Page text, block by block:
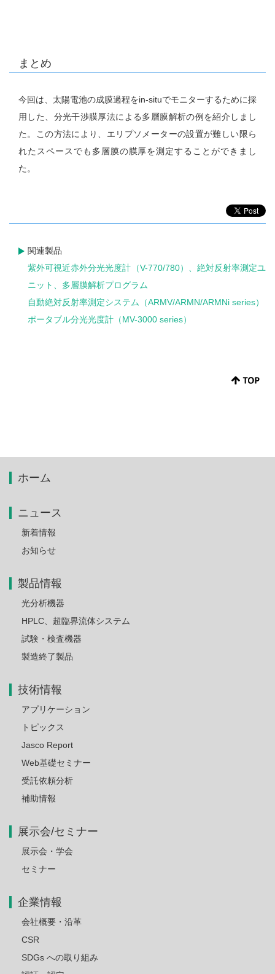
まとめ
今回は、太陽電池の成膜過程をin-situでモニターするために採
用した、分光干渉膜厚法による多層膜解析の例を紹介しまし
た。この方法により、エリプソメーターの設置が難しい限ら
れたスペースでも多層膜の膜厚を測定することができまし
た。
関連製品
紫外可視近赤外分光光度計（V-770/780）、絶対反射率測定ユ
ニット、多層膜解析プログラム
自動絶対反射率測定システム（ARMV/ARMN/ARMNi series）
ポータブル分光光度計（MV-3000 series）
ホーム
ニュース
新着情報
お知らせ
製品情報
光分析機器
HPLC、超臨界流体システム
試験・検査機器
製造終了製品
技術情報
アプリケーション
トピックス
Jasco Report
Web基礎セミナー
受託依頼分析
補助情報
展示会/セミナー
展示会・学会
セミナー
企業情報
会社概要・沿革
CSR
SDGs への取り組み